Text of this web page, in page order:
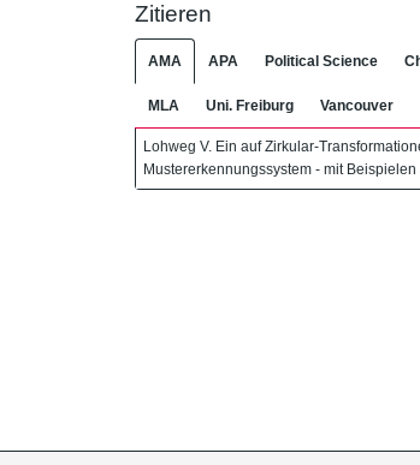
Zitieren
AMA APA Political Science
MLA Uni. Freiburg Vancouver
Lohweg V. Ein auf Zirkular-
Mustererkennungssystem - mit Beispielen